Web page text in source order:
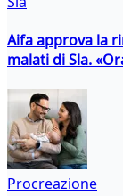
Aifa approva la
malati di Sla.
Procreazione